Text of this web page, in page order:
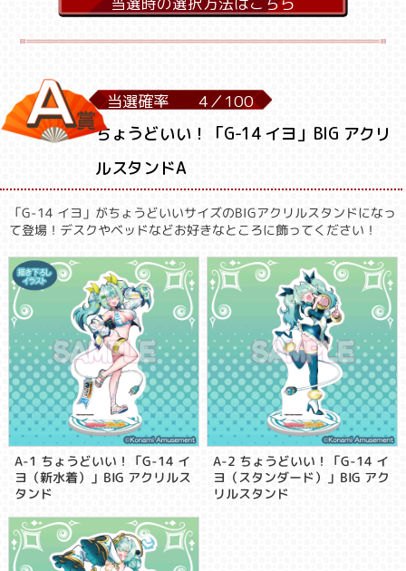
当選確率 4／100
ちょうどいい！「G-14 イヨ」BIG アクリ
ルスタンドA
「G-14 イヨ」がちょうどいいサイズのBIGアクリルスタンドになっ
て登場！デスクやベッドなどお好きなところに飾ってください！
A-1 ちょうどいい！「G-14 イ
ヨ（新水着）」BIG アクリルス
タンド
A-2 ちょうどいい！「G-14 イ
ヨ（スタンダード）」BIG アク
リルスタンド